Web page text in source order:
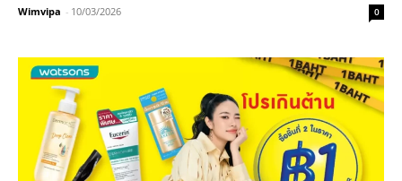
Wimvipa - 10/03/2026 0